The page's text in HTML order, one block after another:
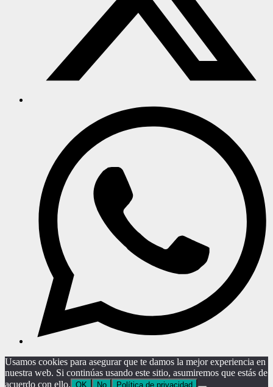
Usamos cookies para asegurar que te damos la mejor experiencia en
nuestra web. Si continúas usando este sitio, asumiremos que estás de
acuerdo con ello. OK No Política de privacidad